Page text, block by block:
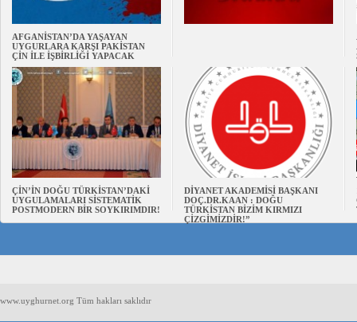
AFGANİSTAN’DA YAŞAYAN
UYGURLARA KARŞI PAKİSTAN
ÇİN İLE İŞBİRLİĞİ YAPACAK
ÇİN’İN DOĞU TÜRKİSTAN’DAKİ
UYGULAMALARI SİSTEMATİK
POSTMODERN BİR SOYKIRIMDIR!
DİYANET AKADEMİSİ BAŞKANI
DOÇ.DR.KAAN : DOĞU
TÜRKİSTAN BİZİM KIRMIZI
ÇİZGİMİZDİR!”
www.uyghurnet.org Tüm hakları saklıdır